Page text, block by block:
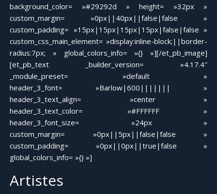
background_color= »#29292d » height= »32px »
custom_margin= »0px||40px||false|false »
custom_padding= »15px|15px|15px|15px|false|false »
custom_css_main_element= »display:inline-block;||border-
radius:7px; » global_colors_info= »{} »][/et_pb_image]
[et_pb_text _builder_version= »4.17.4″
_module_preset= »default »
header_3_font= »Barlow|600||||||| »
header_3_text_align= »center »
header_3_text_color= »#FFFFFF »
header_3_font_size= »24px »
custom_margin= »0px||5px||false|false »
custom_padding= »0px||0px||true|false »
global_colors_info= »{} »]
Artistes